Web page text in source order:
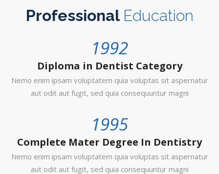
Professional Education
1992
Diploma in Dentist Category
Nemo enim ipsam voluptatem quia voluptas sit aspernatur
aut odit aut fugit, sed quia consequuntur magni
1995
Complete Mater Degree In Dentistry
Nemo enim ipsam voluptatem quia voluptas sit aspernatur
aut odit aut fugit, sed quia consequuntur magni